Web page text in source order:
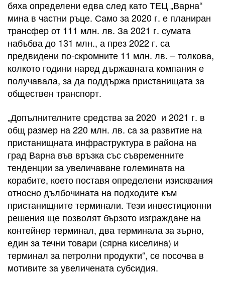
бяха определени едва след като ТЕЦ „Варна“
мина в частни ръце. Само за 2020 г. е планиран
трансфер от 111 млн. лв. За 2021 г. сумата
набъбва до 131 млн., а през 2022 г. са
предвидени по-скромните 11 млн. лв. – толкова,
колкото години наред държавната компания е
получавала, за да поддържа пристанищата за
обществен транспорт.
„Допълнителните средства за 2020 и 2021 г. в
общ размер на 220 млн. лв. са за развитие на
пристанищната инфраструктура в района на
град Варна във връзка със съвременните
тенденции за увеличаване големината на
корабите, което поставя определени изисквания
относно дълбочината на подходите към
пристанищните терминали. Тези инвестиционни
решения ще позволят бързото изграждане на
контейнер терминал, два терминала за зърно,
един за течни товари (сярна киселина) и
терминал за петролни продукти“, се посочва в
мотивите за увеличената субсидия.